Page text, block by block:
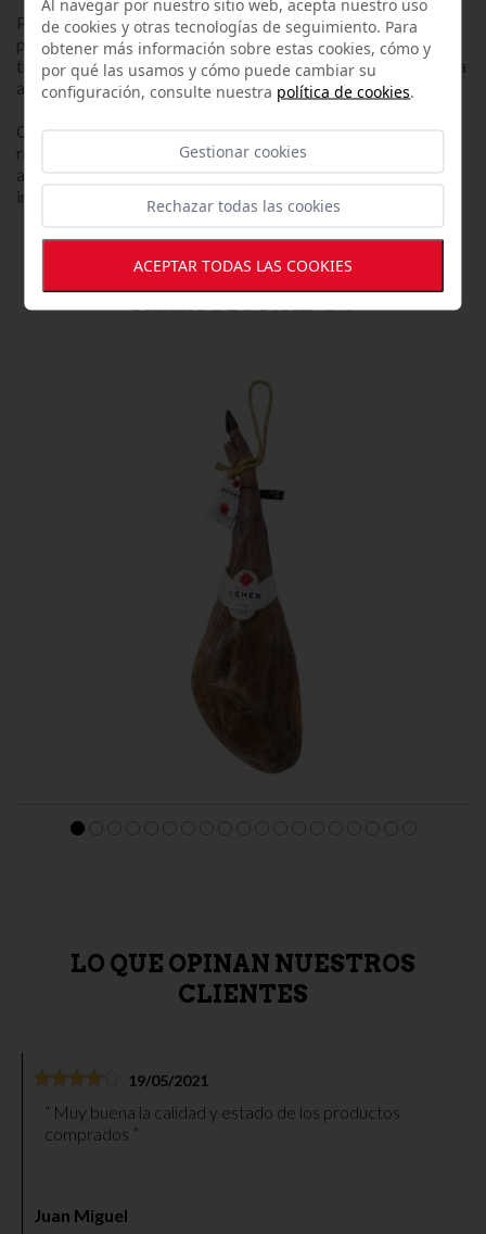
Para conseguir unas lonchas óptimas que conserven las
propiedades organolépticas al 100% y puedas disfrutas de
toda la esencia y jugosidad, recomendamos consumir la pieza
a temperatura ambiente.
Como sugerencia, es favorable calentar un poco el plato o
recipiente donde se vayan a servir las lonchas, consiguiendo
así que la grasa de la loncha desprenda ese sabor ibérico
inigualable.
OTROS ARTÍCULOS
RELACIONADOS
BEHER
LO QUE OPINAN NUESTROS
CLIENTES
19/05/2021
comprados
Juan Miguel
de cookies y otras tecnologías de seguimiento. Para
obtener más información sobre estas cookies, cómo y
por qué las usamos y cómo puede cambiar su
configuración, consulte nuestra política de cookies.
Gestionar cookies
Rechazar todas las cookies
ACEPTAR TODAS LAS COOKIES